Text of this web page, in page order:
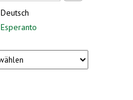
Deutsch
Esperanto